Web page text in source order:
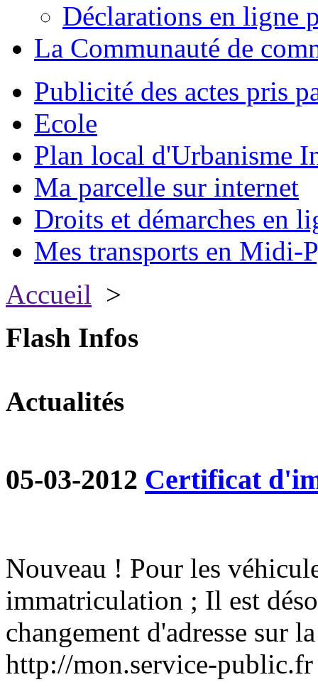
Déclarations en ligne
La Communauté de
Publicité des actes pris
Ecole
Plan local d'Urbanisme
Ma parcelle sur internet
Droits et démarches en
Mes transports en Midi-
Accueil >
Flash Infos
Actualités
05-03-2012 Certificat
Nouveau ! Pour les
immatriculation ; Il est
changement d'adresse sur
http://mon.service-